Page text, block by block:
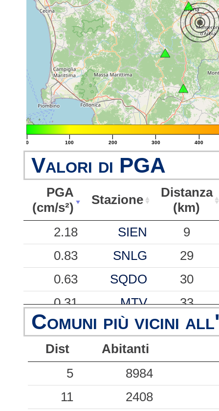
|
0
|
100
|
200
|
300
|
400
Valori di PGA
PGA
(cm/s²)
Stazione
Distanza
(km)
PGA
(cm/s²)
Stazione
Distanza
(km)
2.18 SIEN
9
0.83
SNLG
29
0.63
SQDO
30
0.31
MTV
33
0.25
RDD
25
0.25
CVM
0.21
CLL
0.20
MNT
Comuni più vicini
Dist
Abitanti
5
8984
11
2408